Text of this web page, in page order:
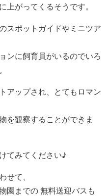
上がってくるそうです。
スポットガイドやミニツア
ンに飼育員がいるのでいろ
アップされ、とてもロマン
を観察することができま
てみてください♪
せて、
園までの 無料送迎バスも